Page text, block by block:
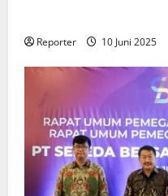
Reporter 10 Juni 2025